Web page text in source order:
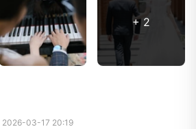
+ 2
2026-03-17 20:19